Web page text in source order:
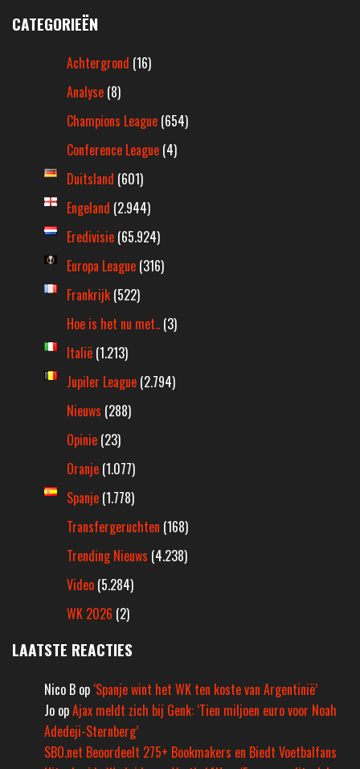
CATEGORIEËN
Achtergrond (16)
Analyse (8)
Champions League (654)
Conference League (4)
Duitsland (601)
Engeland (2.944)
Eredivisie (65.924)
Europa League (316)
Frankrijk (522)
Hoe is het nu met.. (3)
Italië (1.213)
Jupiler League (2.794)
Nieuws (288)
Opinie (23)
Oranje (1.077)
Spanje (1.778)
Transfergeruchten (168)
Trending Nieuws (4.238)
Video (5.284)
WK 2026 (2)
LAATSTE REACTIES
Nico B op ‘Spanje wint het WK ten koste van Argentinië’
Jo opAjax meldt zich bij Genk: ‘Tien miljoen euro voor Noah
Adedeji-Sternberg’
SBO.net Beoordeelt 275+ Bookmakers en Biedt Voetbalfans